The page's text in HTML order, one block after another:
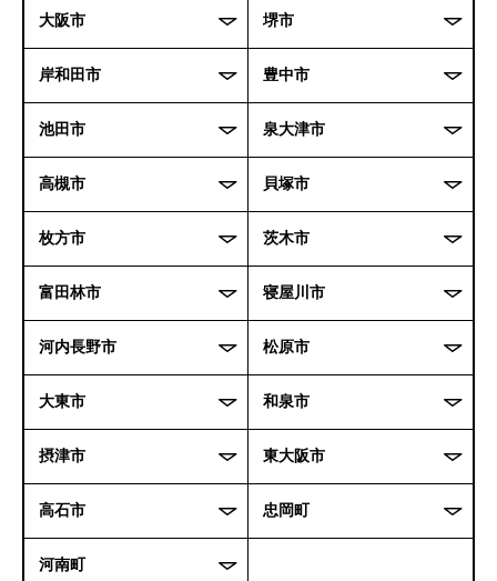
大阪市 堺市
岸和田市 豊中市
池田市 泉大津市
高槻市 貝塚市
枚方市 茨木市
富田林市 寝屋川市
河内長野市 松原市
大東市 和泉市
摂津市 東大阪市
高石市 忠岡町
河南町